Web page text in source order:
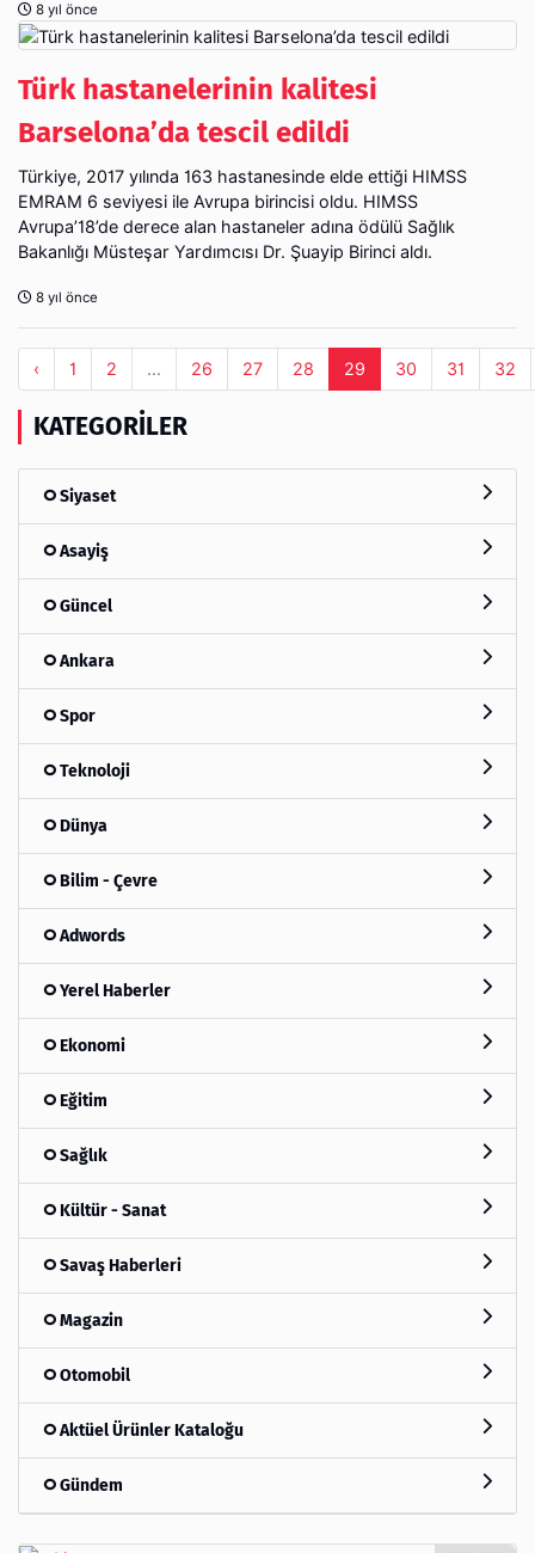
8 yıl önce
Türk hastanelerinin kalitesi
Barselona’da tescil edildi
Türkiye, 2017 yılında 163 hastanesinde elde ettiği HIMSS
EMRAM 6 seviyesi ile Avrupa birincisi oldu. HIMSS
Avrupa’18’de derece alan hastaneler adına ödülü Sağlık
Bakanlığı Müsteşar Yardımcısı Dr. Şuayip Birinci aldı.
8 yıl önce
‹ 1 2 ... 26 27 28 29 30 31 32
KATEGORILER
Siyaset
Asayiş
Güncel
Ankara
Spor
Teknoloji
Dünya
Bilim - Çevre
Adwords
Yerel Haberler
Ekonomi
Eğitim
Sağlık
Kültür - Sanat
Savaş Haberleri
Magazin
Otomobil
Aktüel Ürünler Kataloğu
Gündem